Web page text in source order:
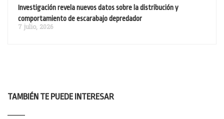
Investigación revela nuevos datos sobre la distribución y
comportamiento de escarabajo depredador
7 julio, 2026
TAMBIÉN TE PUEDE INTERESAR